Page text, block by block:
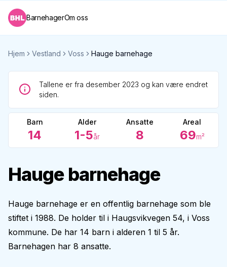
BarnehagerOm oss
Hjem Vestland Voss Hauge barnehage
Tallene er fra desember 2023 og kan være endret
siden.
Barn
14
Alder
1-5år
Ansatte
8
Areal
69m²
Hauge barnehage
Hauge barnehage er en offentlig barnehage som ble
stiftet i 1988. De holder til i Haugsvikvegen 54, i Voss
kommune. De har 14 barn i alderen 1 til 5 år.
Barnehagen har 8 ansatte.